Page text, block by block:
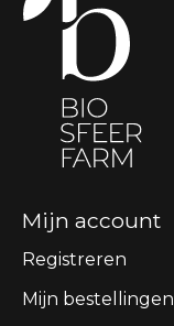
Mijn account
Registreren
Mijn bestellingen